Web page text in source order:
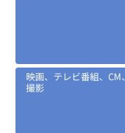
映画、テレビ番組、CM、
撮影